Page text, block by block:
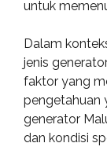
untuk
Dalam
jenis
faktor yang
pengetahuan
generator
dan kondisi